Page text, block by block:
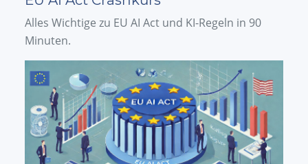
Alles Wichtige zu EU AI Act und KI-Regeln in 90
Minuten.